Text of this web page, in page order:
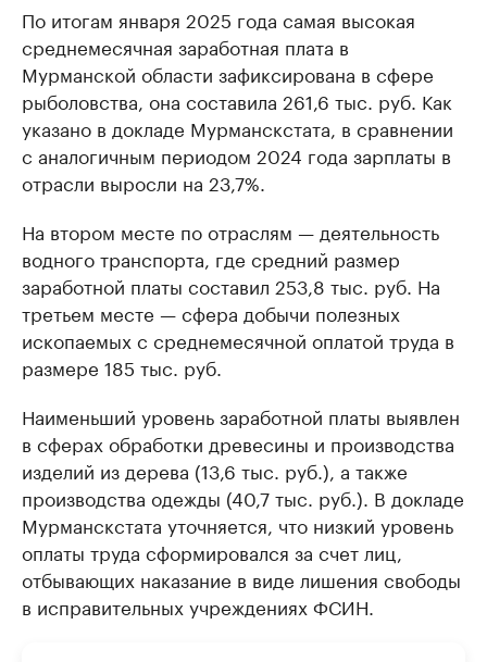
По итогам января 2025 года самая высокая
среднемесячная заработная плата в
Мурманской области зафиксирована в сфере
рыболовства, она составила 261,6 тыс. руб. Как
указано в докладе Мурманскстата, в сравнении
с аналогичным периодом 2024 года зарплаты в
отрасли выросли на 23,7%.
На втором месте по отраслям — деятельность
водного транспорта, где средний размер
заработной платы составил 253,8 тыс. руб. На
третьем месте — сфера добычи полезных
ископаемых с среднемесячной оплатой труда в
размере 185 тыс. руб.
Наименьший уровень заработной платы выявлен
в сферах обработки древесины и производства
изделий из дерева (13,6 тыс. руб.), а также
производства одежды (40,7 тыс. руб.). В докладе
Мурманскстата уточняется, что низкий уровень
оплаты труда сформировался за счет лиц,
отбывающих наказание в виде лишения свободы
в исправительных учреждениях ФСИН.